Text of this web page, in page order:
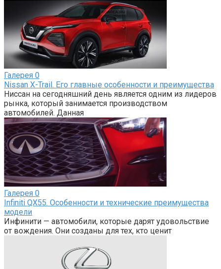
Галерея 0
Nissan X-Trail. Его главные особенности и преимущества
Ниссан на сегодняшний день является одним из лидеров
рынка, который занимается производством
автомобилей. Данная
Галерея 0
Infiniti QX55. Особенности и технические преимущества
модели
Инфинити — автомобили, которые дарят удовольствие
от вождения. Они созданы для тех, кто ценит